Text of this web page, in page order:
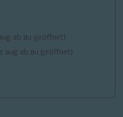
ab 8u geöffnet)
aug ab 8u geöffnet)